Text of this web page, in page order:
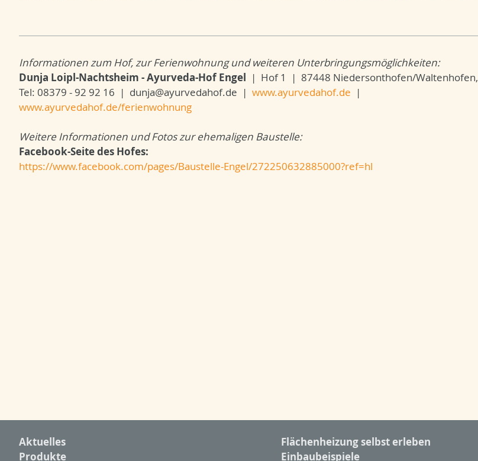
Informationen zum Hof, zur Ferienwohnung und weiteren Unterbringungsmöglichkeiten:
Dunja Loipl-Nachtsheim - Ayurveda-Hof Engel | Hof 1 | 87448 Niedersonthofen/Waltenhofen,
Tel: 08379 - 92 92 16 | dunja@ayurvedahof.de | www.ayurvedahof.de |
www.ayurvedahof.de/ferienwohnung
Weitere Informationen und Fotos zur ehemaligen Baustelle:
Facebook-Seite des Hofes:
https://www.facebook.com/pages/Baustelle-Engel/272250632885000?ref=hl
Aktuelles
Produkte
Flächenheizung selbst erleben
Einbaubeispiele